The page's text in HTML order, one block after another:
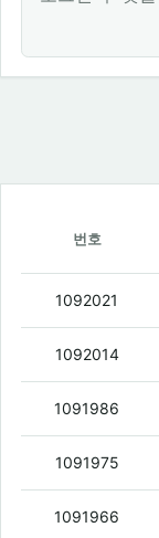
번호
1092021
1092014
1091986
1091975
1091966